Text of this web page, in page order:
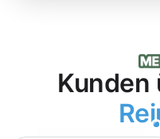
Kunden